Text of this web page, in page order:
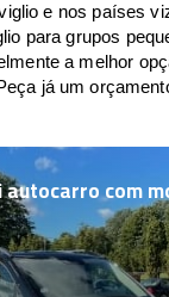
e nos países
para grupos
a melhor
já um
autocarro com